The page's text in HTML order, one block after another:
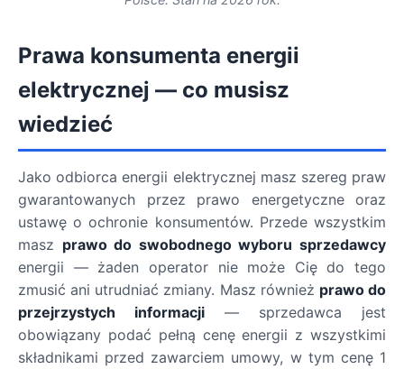
Prawa konsumenta energii
elektrycznej — co musisz
wiedzieć
Jako odbiorca energii elektrycznej masz szereg praw
gwarantowanych przez prawo energetyczne oraz
ustawę o ochronie konsumentów. Przede wszystkim
masz prawo do swobodnego wyboru sprzedawcy
energii — żaden operator nie może Cię do tego
zmusić ani utrudniać zmiany. Masz również prawo do
przejrzystych informacji — sprzedawca jest
obowiązany podać pełną cenę energii z wszystkimi
składnikami przed zawarciem umowy, w tym cenę 1